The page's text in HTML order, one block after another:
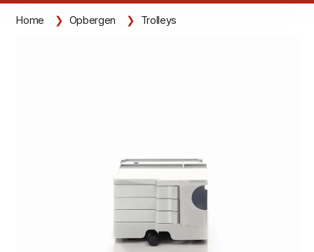
Home Opbergen Trolleys